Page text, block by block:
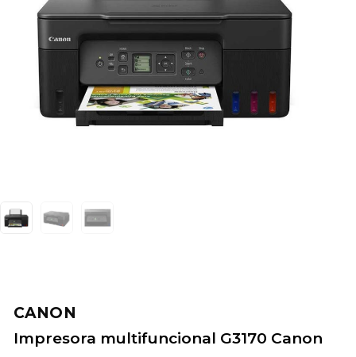
CANON
Impresora multifuncional G3170 Canon